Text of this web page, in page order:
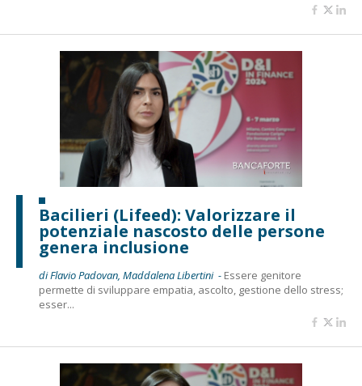
Bacilieri (Lifeed): Valorizzare il
potenziale nascosto delle persone
genera inclusione
di Flavio Padovan, Maddalena Libertini - Essere genitore
permette di sviluppare empatia, ascolto, gestione dello stress;
esser...